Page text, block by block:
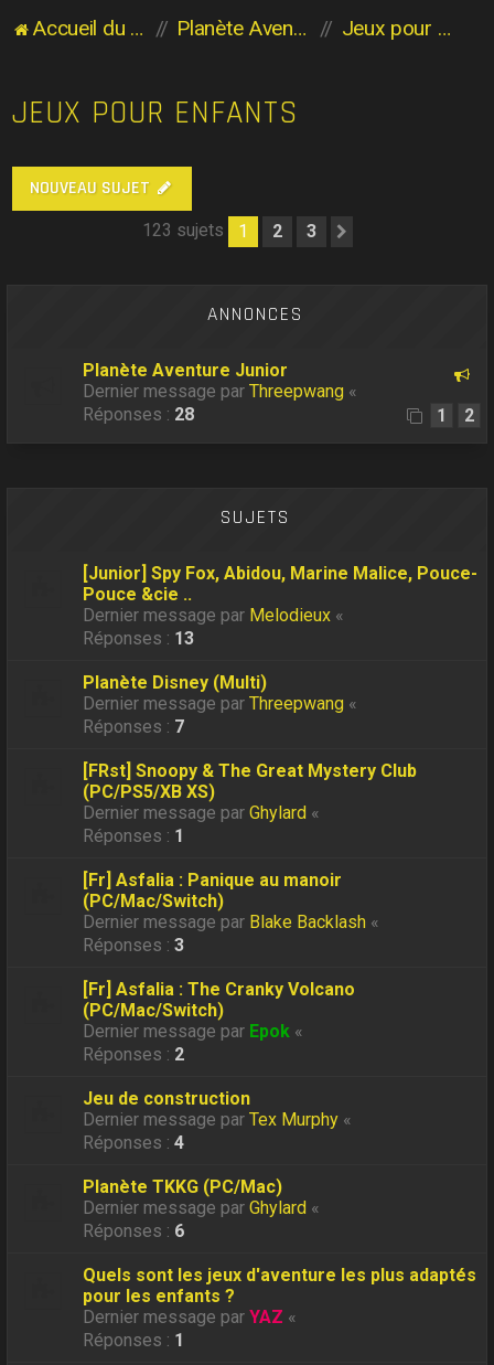
Accueil du forum Planète Aventure Jeux pour enfants
JEUX POUR ENFANTS
NOUVEAU SUJET
123 sujets 1 2 3
ANNONCES
Planète Aventure Junior
Dernier message parThreepwang «
Réponses : 28 1 2
SUJETS
[Junior] Spy Fox, Abidou, Marine Malice, Pouce-
Pouce &cie ..
Dernier message par Melodieux «
Réponses : 13
Planète Disney (Multi)
Dernier message parThreepwang «
Réponses : 7
[FRst] Snoopy & The Great Mystery Club
(PC/PS5/XB XS)
Dernier message parGhylard «
Réponses : 1
[Fr] Asfalia : Panique au manoir
(PC/Mac/Switch)
Dernier message par Blake Backlash «
Réponses :3
[Fr] Asfalia : The Cranky Volcano
(PC/Mac/Switch)
Dernier message par Epok «
Réponses : 2
Jeu de construction
Dernier message parTex Murphy «
Réponses :4
Planète TKKG (PC/Mac)
Dernier message parGhylard «
Réponses : 6
Quels sont les jeux d'aventure les plus adaptés
pour les enfants ?
Dernier message parYAZ «
Réponses : 1